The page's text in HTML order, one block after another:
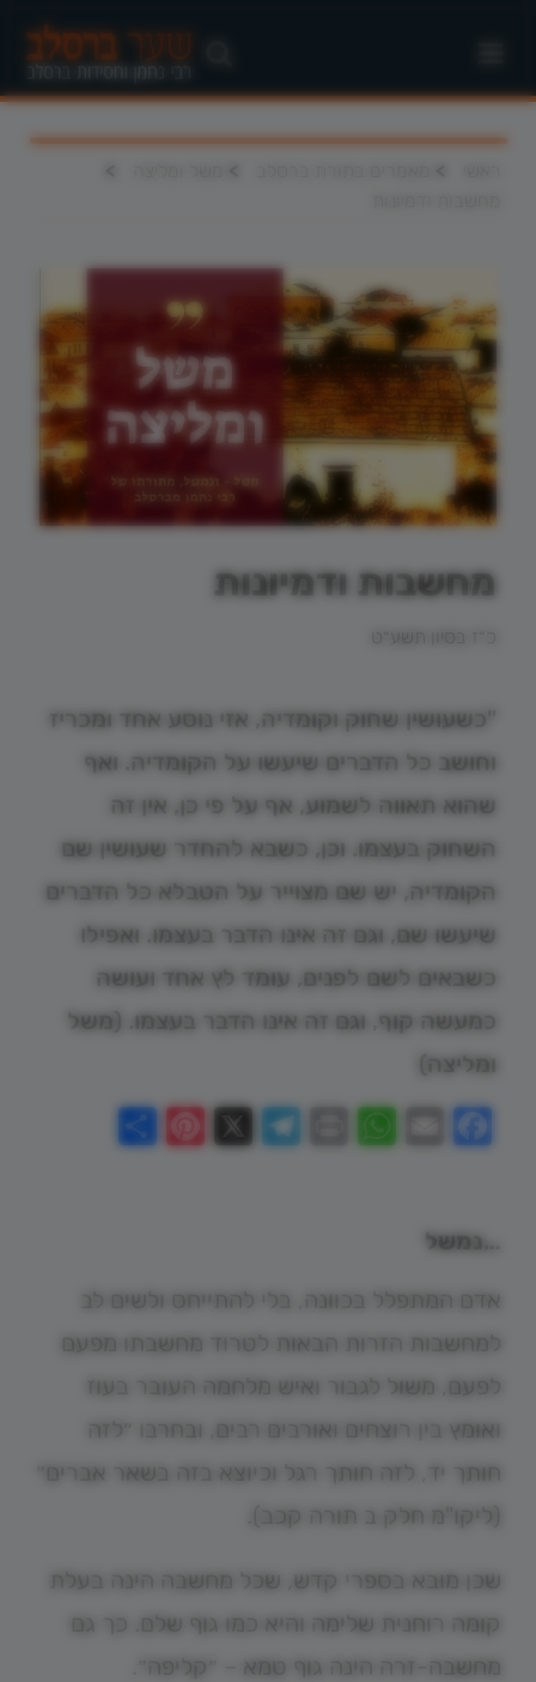
מחשבות ודמיונות
כ״ז בסיון תשע״ט
"כשעושין שחוק וקומדיה, אזי נוסע אחד ומכריז
וחושב כל הדברים שיעשו על הקומדיה. ואף
שהוא תאווה לשמוע, אף על פי כן, אין זה
השחוק בעצמו. וכן, כשבא להחדר שעושין שם
הקומדיה, יש שם מצוייר על הטבלא כל הדברים
שיעשו שם, וגם זה אינו הדבר בעצמו. ואפילו
כשבאים לשם לפנים, עומד לץ אחד ועושה
כמעשה קוף, וגם זה אינו הדבר בעצמו. (משל
ומליצה)
Facebook
WhatsApp
Print
Telegram
X
…נמשל
אדם המתפלל בכוונה, בלי להתייחס ולשים לב
למחשבות הזרות הבאות לטרוד מחשבתו מפעם
לפעם, משול לגבור ואיש מלחמה העובר בעוז
ואומץ בין רוצחים ואורבים רבים, ובחרבו ״לזה
חותך יד, לזה חותך רגל וכיוצא בזה בשאר אברים״
(ליקו"מ חלק ב תורה קכב).
שכן מובא בספרי קדש, שכל מחשבה הינה בעלת
קומה רוחנית שלימה והיא כמו גוף שלם. כך גם
מחשבה-זרה הינה גוף טמא – ״קליפה״.